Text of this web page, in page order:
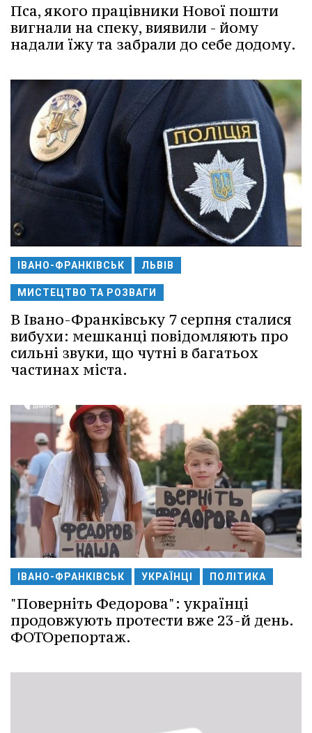
Пса, якого працівники Нової пошти
вигнали на спеку, виявили - йому
надали їжу та забрали до себе додому.
ІВАНО-ФРАНКІВСЬК ЛЬВІВ
МИСТЕЦТВО ТА РОЗВАГИ
В Івано-Франківську 7 серпня сталися
вибухи: мешканці повідомляють про
сильні звуки, що чутні в багатьох
частинах міста.
ІВАНО-ФРАНКІВСЬК УКРАЇНЦІ ПОЛІТИКА
"Поверніть Федорова": українці
продовжують протести вже 23-й день.
ФОТОрепортаж.